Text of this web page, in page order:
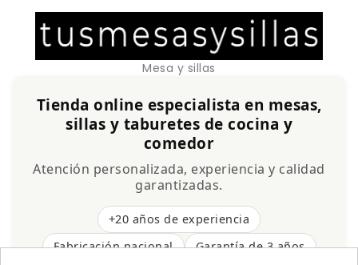
Mesa y sillas
Tienda online especialista en mesas,
sillas y taburetes de cocina y
comedor
Atención personalizada, experiencia y calidad
garantizadas.
+20 años de experiencia
Fabricación nacional
Garantía de 3 años